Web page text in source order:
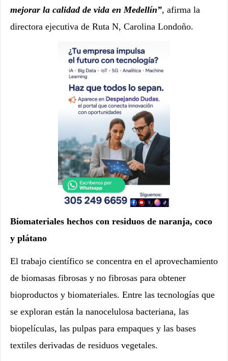
mejorar la calidad de vida en Medellín”, afirma la
directora ejecutiva de Ruta N, Carolina Londoño.
Biomateriales hechos con residuos de naranja, coco
y plátano
El trabajo científico se concentra en el aprovechamiento
de biomasas fibrosas y no fibrosas para obtener
bioproductos y biomateriales. Entre las tecnologías que
se exploran están la nanocelulosa bacteriana, las
biopelículas, las pulpas para empaques y las bases
textiles derivadas de residuos vegetales.